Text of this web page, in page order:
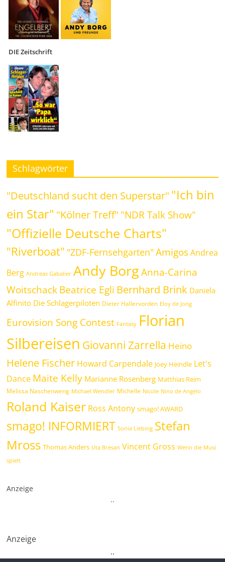
DIE Zeitschrift
Schlagwörter
"Deutschland sucht den Superstar" "Ich bin
ein Star" "Kölner Treff" "NDR Talk Show"
"Offizielle Deutsche Charts"
"Riverboat" "ZDF-Fernsehgarten" Amigos Andrea
Berg Andreas Gabalier Andy Borg Anna-Carina
WoitschackBeatrice Egli Bernhard Brink Daniela
Alfinito Die Schlagerpiloten Dieter Hallervorden Eloy de Jong
Eurovision Song Contest Fantasy Florian
Silbereisen Giovanni Zarrella Heino
Helene Fischer Howard Carpendale Joey Heindle Let's
Dance Maite Kelly Marianne Rosenberg Matthias Reim
Melissa Naschenweng Michael Wendler Michelle Nicole Nino de Angelo
Roland Kaiser Ross Antony smago! AWARD
smago! INFORMIERT Sonia Liebing Stefan
Mross Thomas Anders Uta Bresan Vincent Gross Wenn die Musi
spielt
Anzeige
..
Anzeige
..